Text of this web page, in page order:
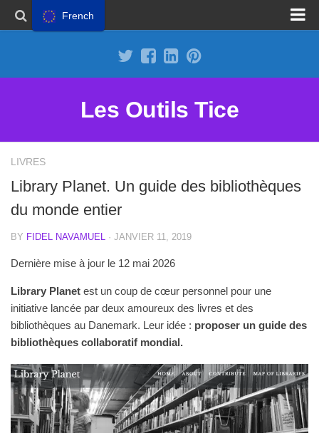
Les Outils Tice
LIVRES
Library Planet. Un guide des bibliothèques
du monde entier
BY FIDEL NAVAMUEL · JANVIER 11, 2019
Dernière mise à jour le 12 mai 2026
Library Planet est un coup de cœur personnel pour une
initiative lancée par deux amoureux des livres et des
bibliothèques au Danemark. Leur idée : proposer un guide des
bibliothèques collaboratif mondial.
French